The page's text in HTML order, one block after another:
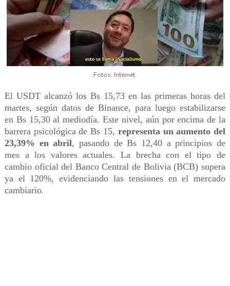
Fotos: Internet.
El USDT alcanzó los Bs 15,73 en las primeras horas del
martes, según datos de Binance, para luego estabilizarse
en Bs 15,30 al mediodía. Este nivel, aún por encima de la
barrera psicológica de Bs 15, representa un aumento del
23,39% en abril, pasando de Bs 12,40 a principios de
mes a los valores actuales. La brecha con el tipo de
cambio oficial del Banco Central de Bolivia (BCB) supera
ya el 120%, evidenciando las tensiones en el mercado
cambiario.